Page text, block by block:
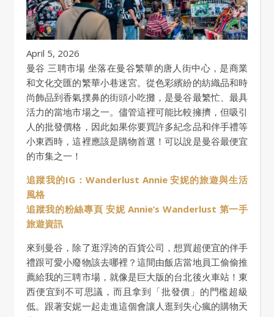
April 5, 2026
曼谷 三聘市場 坐落在曼谷繁華的唐人街中心，是商業
和文化交匯的繁華小巷迷宮。從色彩繽紛的紡織品和時
尚飾品到香氣撲鼻的街頭小吃攤，是曼谷最繁忙、最具
活力的當地市場之一。儘管這裡可能比較擁擠，但吸引
人的批發價格，因此如果你要買許多紀念品和伴手禮等
小東西時，這裡應該是購物首選！可以說是曼谷最便宜
的市集之一！
追蹤我的IG：Wanderlust Annie 安妮的旅遊與生活
風格
追蹤我的粉絲專頁 安妮 Annie’s Wanderlust 第一手
旅遊資訊
來到曼谷，除了逛浮誇的百貨公司，想買超便宜的伴手
禮跟可愛小廢物該去哪裡？這間由飯店當地員工偷偷推
薦給我的三聘市場，就像是巨大版的台北後火車站！東
西便宜到不可思議，而且拿到「批發價」的門檻超級
低。跟著安妮一起走進這個會讓人逛到失心瘋的購物天